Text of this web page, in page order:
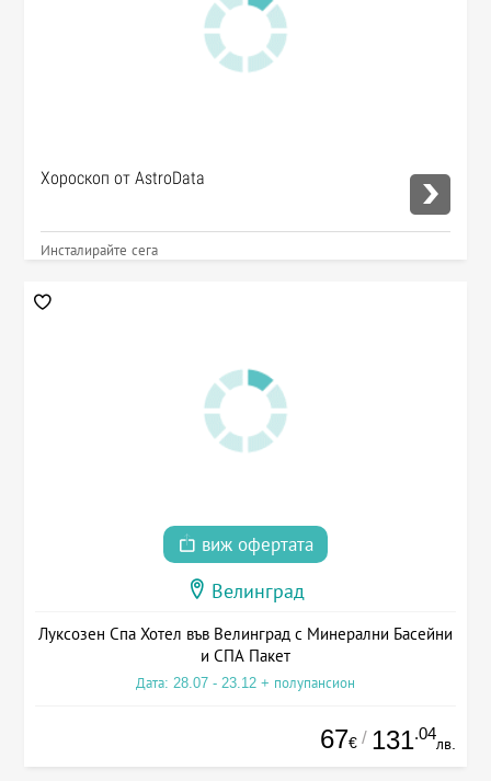
Хороскоп от AstroData
Инсталирайте сега
виж офертата
Велинград
Луксозен Спа Хотел във Велинград с Минерални Басейни
и СПА Пакет
Дата: 28.07 - 23.12 + полупансион
67€ / 131.04
лв.